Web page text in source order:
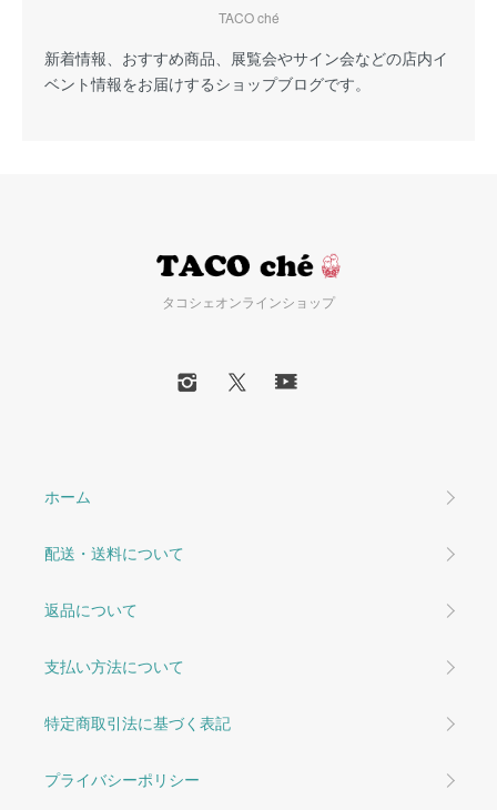
TACO ché
新着情報、おすすめ商品、展覧会やサイン会などの店内イ
ベント情報をお届けするショップブログです。
タコシェオンラインショップ
ホーム
配送・送料について
返品について
支払い方法について
特定商取引法に基づく表記
プライバシーポリシー